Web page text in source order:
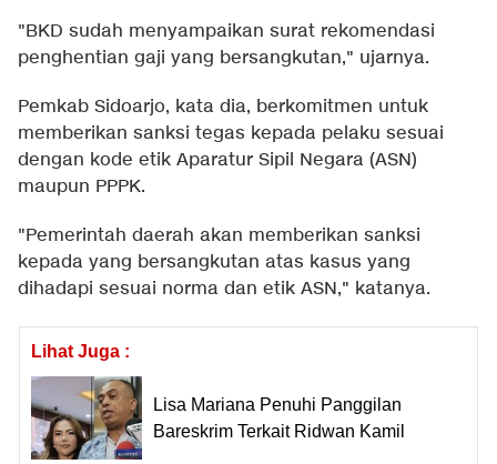
"BKD sudah menyampaikan surat rekomendasi
penghentian gaji yang bersangkutan," ujarnya.
Pemkab Sidoarjo, kata dia, berkomitmen untuk
memberikan sanksi tegas kepada pelaku sesuai
dengan kode etik Aparatur Sipil Negara (ASN)
maupun PPPK.
"Pemerintah daerah akan memberikan sanksi
kepada yang bersangkutan atas kasus yang
dihadapi sesuai norma dan etik ASN," katanya.
Lihat Juga :
Lisa Mariana Penuhi Panggilan
Bareskrim Terkait Ridwan Kamil